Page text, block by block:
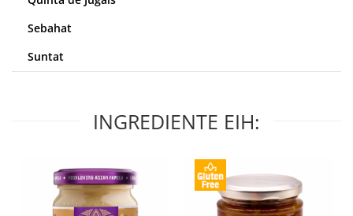
Sebahat
Suntat
INGREDIENTE EIH: